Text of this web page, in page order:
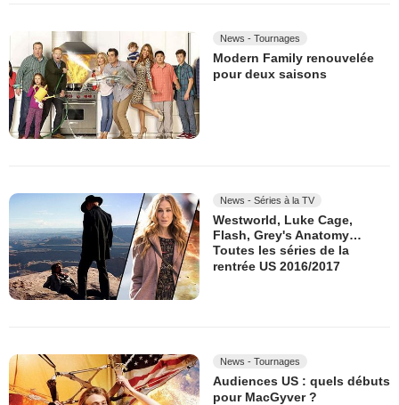
News - Tournages
Modern Family renouvelée
pour deux saisons
News - Séries à la TV
Westworld, Luke Cage,
Flash, Grey's Anatomy…
Toutes les séries de la
rentrée US 2016/2017
News - Tournages
Audiences US : quels débuts
pour MacGyver ?